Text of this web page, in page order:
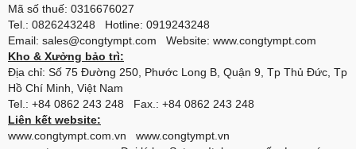
Mã số thuế: 0316676027
Tel.: 0826243248 Hotline: 0919243248
Email: sales@congtympt.com Website: www.congtympt.com
Kho & Xưởng bảo trì:
Địa chỉ: Số 75 Đường 250, Phước Long B, Quận 9, Tp Thủ Đức, Tp
Hồ Chí Minh, Việt Nam
Tel.: +84 0862 243 248 Fax.: +84 0862 243 248
Liên kết website:
www.congtympt.com.vn
www.congtympt.vn